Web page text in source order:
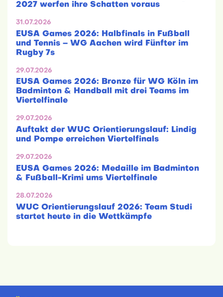
2027 werfen ihre Schatten voraus
31.07.2026
EUSA Games 2026: Halbfinals in Fußball
und Tennis – WG Aachen wird Fünfter im
Rugby 7s
29.07.2026
EUSA Games 2026: Bronze für WG Köln im
Badminton & Handball mit drei Teams im
Viertelfinale
29.07.2026
Auftakt der WUC Orientierungslauf: Lindig
und Pompe erreichen Viertelfinals
29.07.2026
EUSA Games 2026: Medaille im Badminton
& Fußball-Krimi ums Viertelfinale
28.07.2026
WUC Orientierungslauf 2026: Team Studi
startet heute in die Wettkämpfe